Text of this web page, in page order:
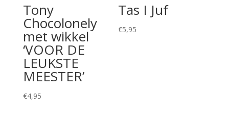
Tony
Chocolonely
met wikkel
‘VOOR DE
LEUKSTE
MEESTER’
€4,95
Tas I Juf
€5,95